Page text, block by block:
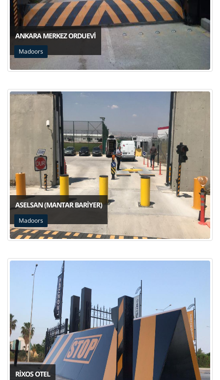
ANKARA MERKEZ ORDUEVI
Madoors
ASELSAN (MANTAR BARIYER)
Madoors
RIXOS OTEL